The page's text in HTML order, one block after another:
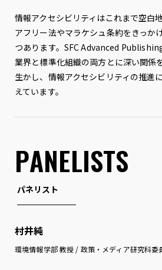
情報アクセシビリティはこれまで空白
アフリー法やマラケシュ条約をきっか
つあります。SFC Advanced
業界と標準化組織の両方とに深い関係
生かし、情報アクセシビリティの推進
えています。
PANELISTS
パネリスト
村井純
環境情報学部 教授 / 政策・メディア研究科委